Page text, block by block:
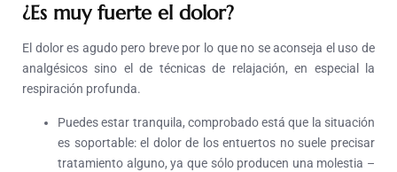
¿Es muy fuerte el dolor?
El dolor es agudo pero breve por lo que no se aconseja el uso de
analgésicos sino el de técnicas de relajación, en especial la
respiración profunda.
Puedes estar tranquila, comprobado está que la situación
es soportable: el dolor de los entuertos no suele precisar
tratamiento alguno, ya que sólo producen una molestia –